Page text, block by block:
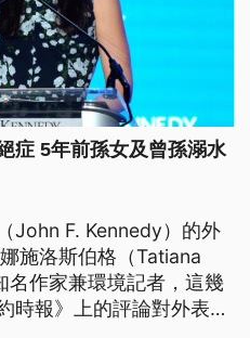
症 5年前孫女及曾孫溺水
John F. Kennedy）的外
施洛斯伯格（Tatiana
作家兼環境記者，這幾
時報》上的評論對外表